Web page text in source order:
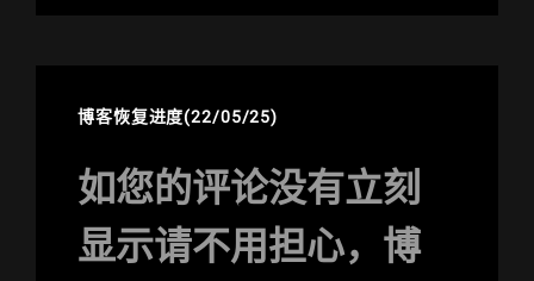
博客恢复进度(22/05/25)
如您的评论没有立刻
显示请不用担心，博